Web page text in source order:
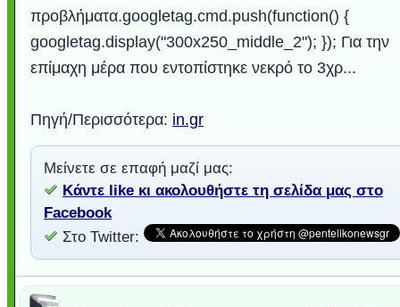
προβλήματα.googletag.cmd.push(function() {
googletag.display("300x250_middle_2"); }); Για την
επίμαχη μέρα που εντοπίστηκε νεκρό το 3χρ...
Πηγή/Περισσότερα: in.gr
Μείνετε σε επαφή μαζί μας:
Κάντε like κι ακολουθήστε τη σελίδα μας στο
Facebook
Στο Twitter: